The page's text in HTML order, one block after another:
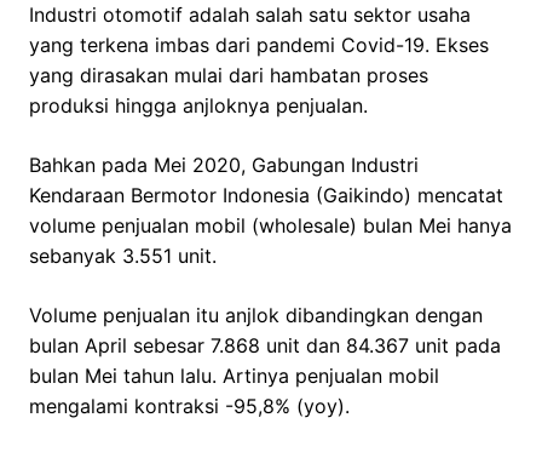
Industri otomotif adalah salah satu sektor usaha
yang terkena imbas dari pandemi Covid-19. Ekses
yang dirasakan mulai dari hambatan proses
produksi hingga anjloknya penjualan.
Bahkan pada Mei 2020, Gabungan Industri
Kendaraan Bermotor Indonesia (Gaikindo) mencatat
volume penjualan mobil (wholesale) bulan Mei hanya
sebanyak 3.551 unit.
Volume penjualan itu anjlok dibandingkan dengan
bulan April sebesar 7.868 unit dan 84.367 unit pada
bulan Mei tahun lalu. Artinya penjualan mobil
mengalami kontraksi -95,8% (yoy).